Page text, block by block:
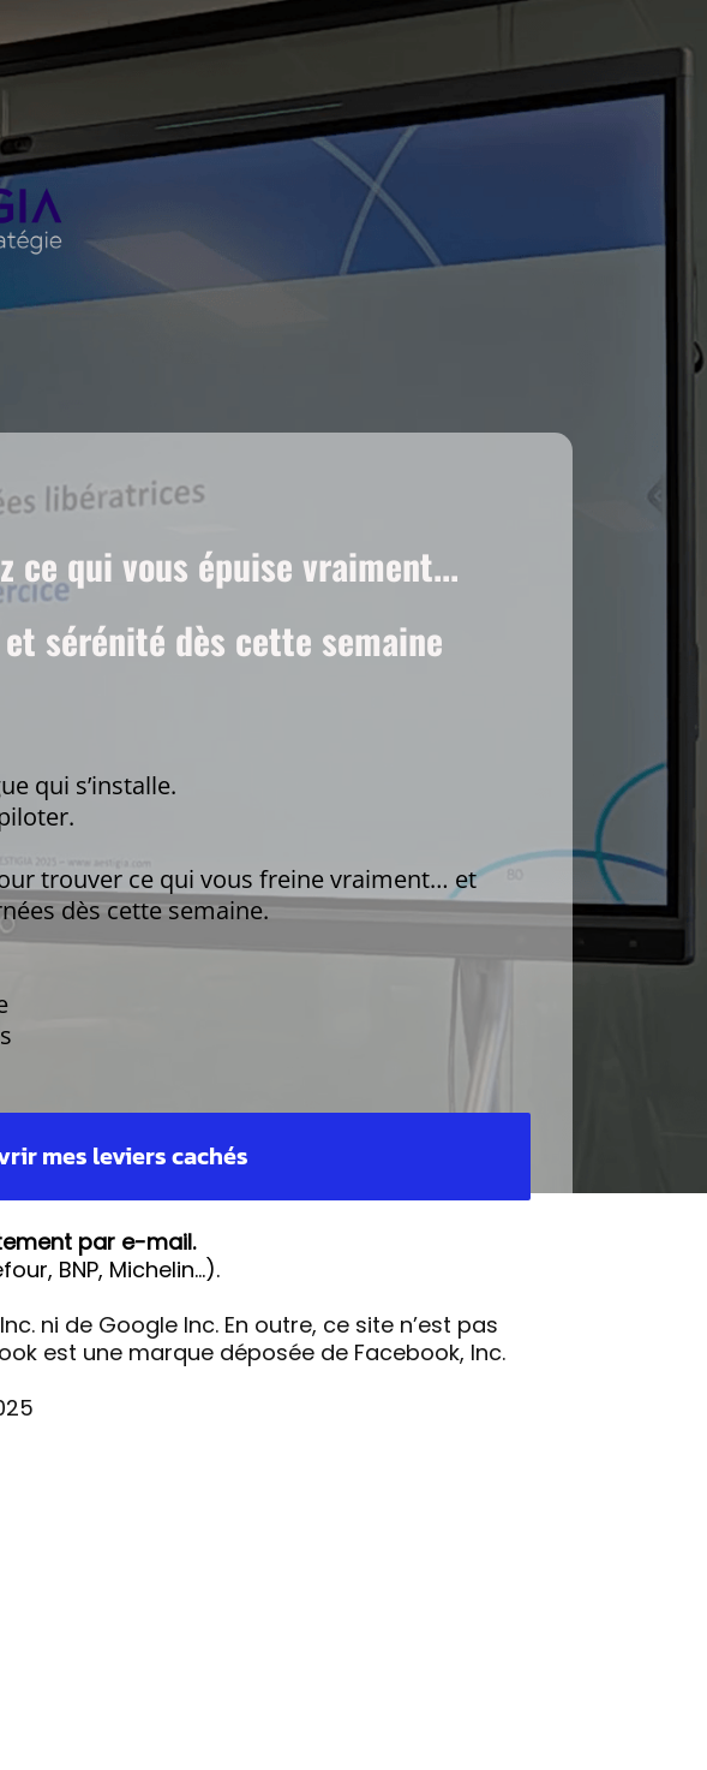
qui vous épuise vraiment...
sérénité dès cette semaine
qui s’installe.
trouver ce qui vous freine vraiment… et
dès cette semaine.
mes leviers cachés
par e-mail.
BNP, Michelin…).
ni de Google Inc. En outre, ce site n’est pas
est une marque déposée de Facebook, Inc.